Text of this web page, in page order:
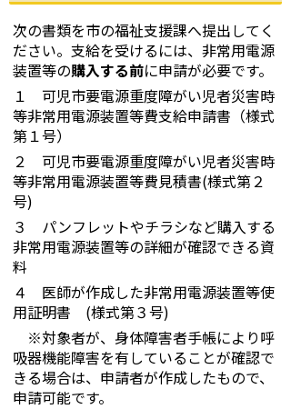
次の書類を市の福祉支援課へ提出してく
ださい。 支給を受けるには、非常用電源
装置等の購入する前に申請が必要です。
１ 可児市要電源重度障がい児者災害時
等非常用電源装置等費支給申請書（様式
第１号）
２ 可児市要電源重度障がい児者災害時
等非常用電源装置等費見積書(様式第２
号)
３ パンフレットやチラシなど購入する
非常用電源装置等の詳細が確認できる資
料
４ 医師が作成した非常用電源装置等使
用証明書 (様式第３号)
※対象者が、身体障害者手帳により呼
吸器機能障害を有していることが確認で
きる場合は、申請者が作成したもので、
申請可能です。